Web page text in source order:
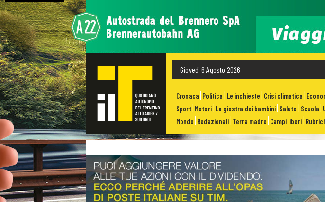
Giovedì 6 Agosto 2026
Cronaca Politica Le inchieste Crisi climatica
Sport Motori La giostra dei bambini Salute Scuola
Mondo Redazionali Terra madre Campi liberi